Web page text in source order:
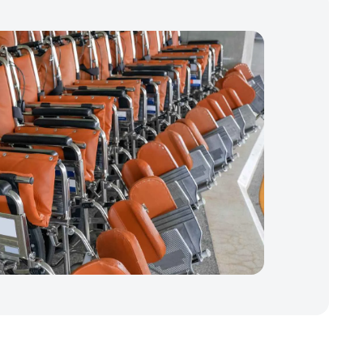
DFARS
Spezialmetalle
Unsere Lösung bietet Ihnen die nötige
Transparenz, um Ihre DFARS-Anforderungen
zu erfüllen.